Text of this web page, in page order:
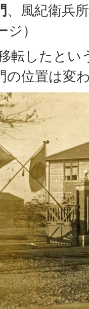
、風紀衛兵
）
転したとい
の位置は変